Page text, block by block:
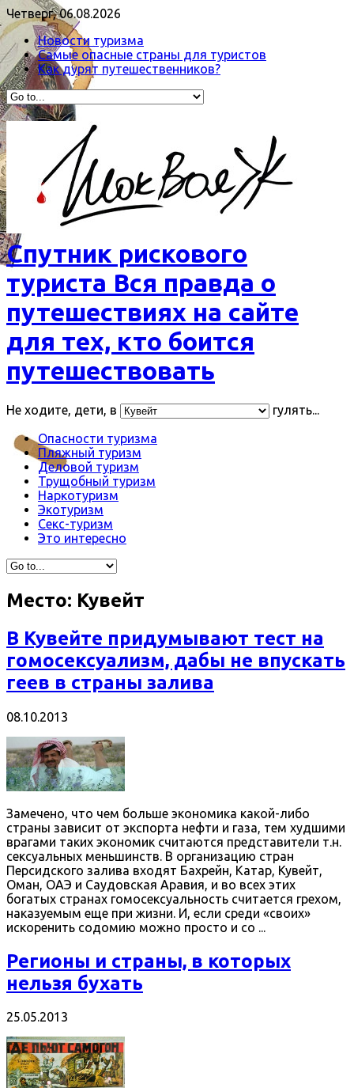
Четверг, 06.08.2026
Новости туризма
Самые опасные страны для туристов
Как дурят путешественников?
Спутник рискового
туриста Вся правда о
путешествиях на сайте
для тех, кто боится
путешествовать
Не ходите, дети, в
гулять...
Опасности туризма
Пляжный туризм
Деловой туризм
Трущобный туризм
Наркотуризм
Экотуризм
Секс-туризм
Это интересно
Место: Кувейт
В Кувейте придумывают тест на
гомосексуализм, дабы не впускать
геев в страны залива
08.10.2013
Замечено, что чем больше экономика какой-либо
страны зависит от экспорта нефти и газа, тем худшими
врагами таких экономик считаются представители т.н.
сексуальных меньшинств. В организацию стран
Персидского залива входят Бахрейн, Катар, Кувейт,
Оман, ОАЭ и Саудовская Аравия, и во всех этих
богатых странах гомосексуальность считается грехом,
наказуемым еще при жизни. И, если среди «своих»
искоренить содомию можно просто и со ...
Регионы и страны, в которых
нельзя бухать
25.05.2013